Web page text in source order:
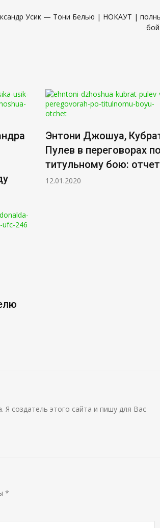
Усик — Тони Белью | НОКАУТ |
бой
Энтони Джошуа,
Пулев в переговорах по
титульному бою: отчет
12.01.2020
создатель этого сайта и пишу для Вас
*